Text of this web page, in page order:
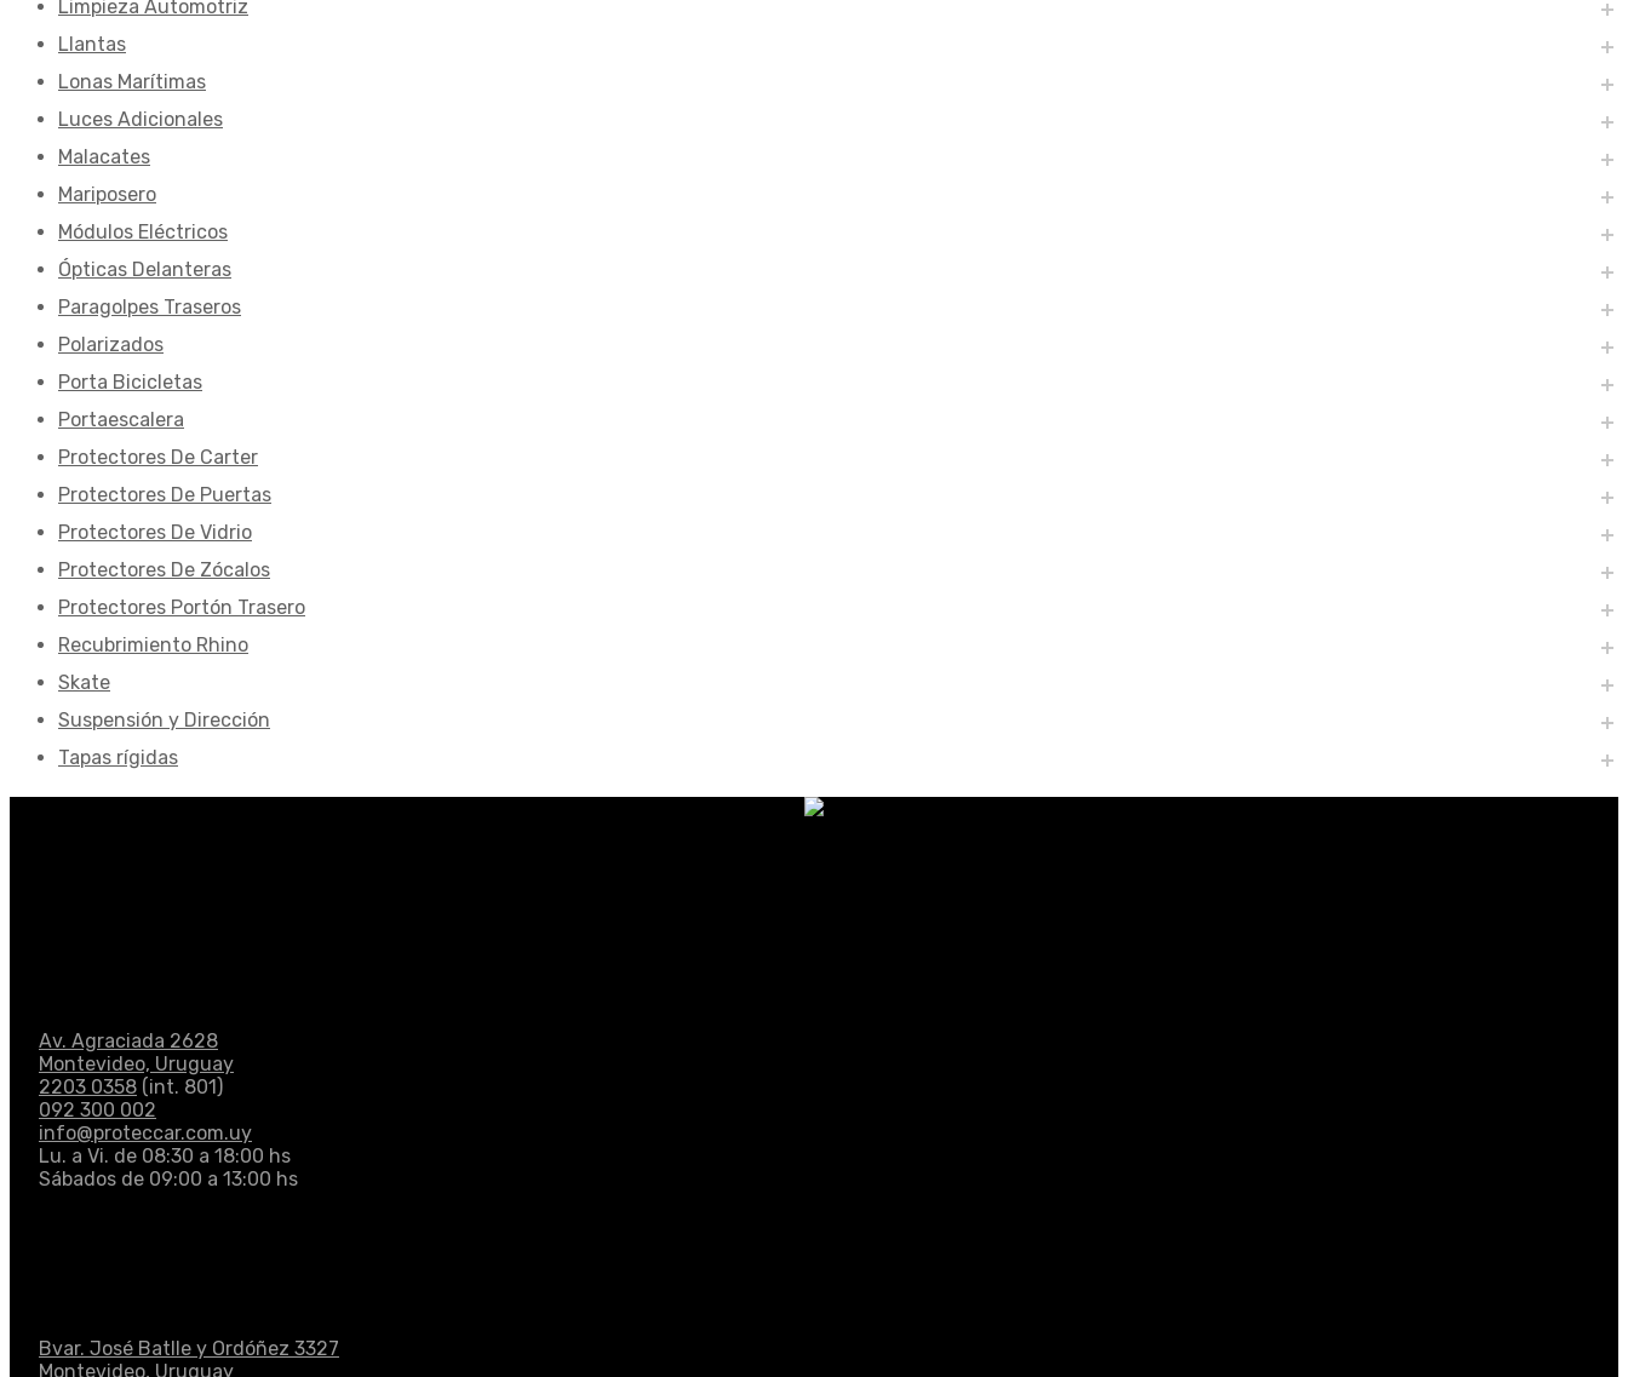
Limpieza Automotriz
Llantas
Lonas Marítimas
Luces Adicionales
Malacates
Mariposero
Módulos Eléctricos
Ópticas Delanteras
Paragolpes Traseros
Polarizados
Porta Bicicletas
Portaescalera
Protectores De Carter
Protectores De Puertas
Protectores De Vidrio
Protectores De Zócalos
Protectores Portón Trasero
Recubrimiento Rhino
Skate
Suspensión y Dirección
Tapas rígidas
Av. Agraciada 2628
Montevideo, Uruguay
2203 0358 (int. 801)
092 300 002
info@proteccar.com.uy
Lu. a Vi. de 08:30 a 18:00 hs
Sábados de 09:00 a 13:00 hs
Bvar. José Batlle y Ordóñez 3327
Montevideo, Uruguay